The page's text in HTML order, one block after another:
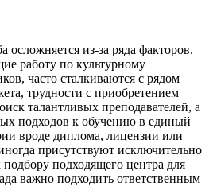
из-за ряда факторов.
работу по культурному
часто сталкиваются с рядом
трудности с приобретением
талантливых преподавателей, а
подходов к обучению в единый
вроде диплома, лицензии или
присутствуют исключительно
подходящего центра для
важно подходить ответственным